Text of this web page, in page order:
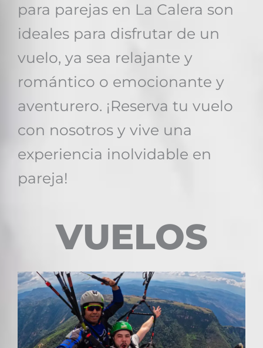
para parejas en La Calera son
ideales para disfrutar de un
vuelo, ya sea relajante y
romántico o emocionante y
aventurero. ¡Reserva tu vuelo
con nosotros y vive una
experiencia inolvidable en
pareja!
VUELOS